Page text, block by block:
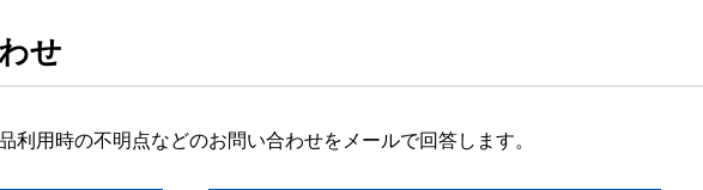
せ
利用時の不明点などのお問い合わせをメールで回答します。